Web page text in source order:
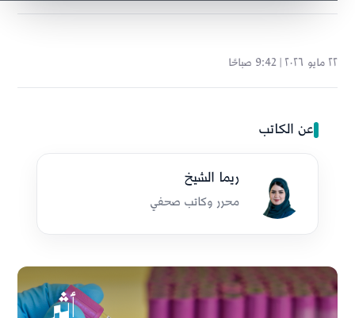
٢٢ مايو ٢٠٢٦ | 9:42 صباحًا
عن الكاتب
ريما الشيخ
محرر وكاتب صحفي